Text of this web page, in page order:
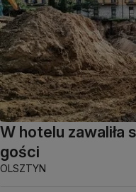
W hotelu zawaliła
gości
OLSZTYN